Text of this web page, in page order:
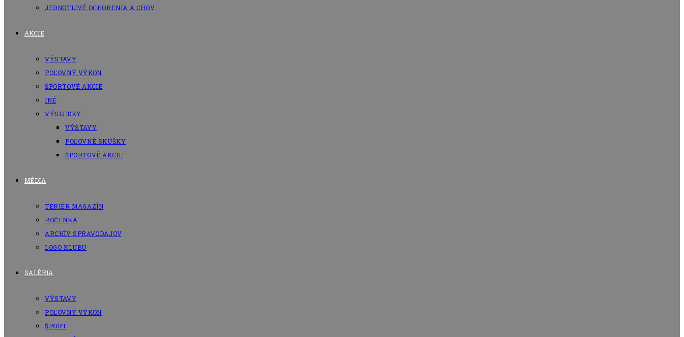
JEDNOTLIVÉ OCHORENIA A CHOV
AKCIE
VÝSTAVY
POĽOVNÝ VÝKON
ŠPORTOVÉ AKCIE
INÉ
VÝSLEDKY
VÝSTAVY
POĽOVNÉ SKÚŠKY
ŠPORTOVÉ AKCIE
MÉDIA
TERIÉR MAGAZÍN
ROČENKA
ARCHÍV SPRAVODAJOV
LOGO KLUBU
GALÉRIA
VÝSTAVY
POĽOVNÝ VÝKON
ŠPORT